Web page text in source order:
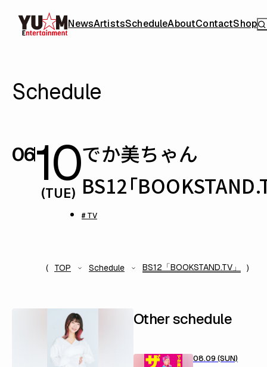
NewsArtistsScheduleAboutContactShop
Schedule
0610
(TUE)
でか美ちゃん
BS12「
# TV
TOP Schedule BS12「BOOKSTAND.TV」
Other schedule
08.09 (SUN)